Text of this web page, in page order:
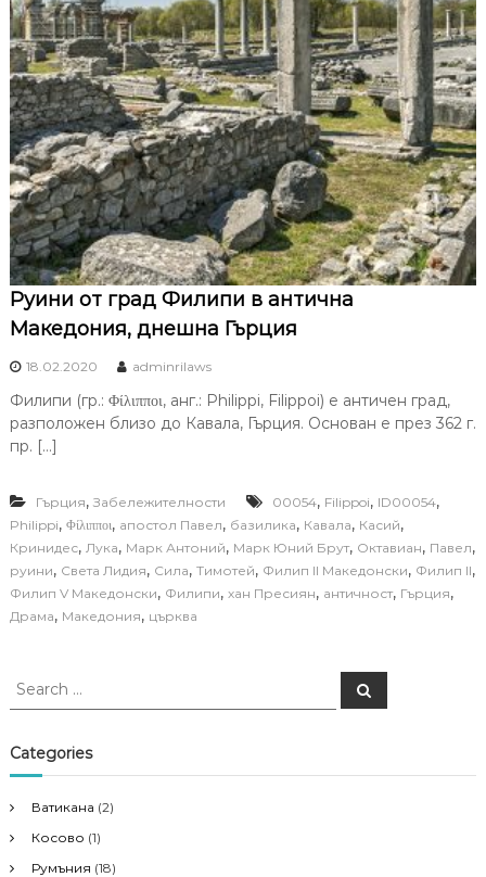
Руини от град Филипи в антична
Македония, днешна Гърция
18.02.2020 adminrilaws
Филипи (гр.: Φίλιπποι, анг.: Philippi, Filippoi) е античен град,
разположен близо до Кавала, Гърция. Основан е през 362 г.
пр. […]
Гърция, Забележителности 00054, Filippoi, ID00054,
Philippi, Φίλιπποι, апостол Павел, базилика, Кавала, Касий,
Кринидес, Лука, Марк Антоний, Марк Юний Брут, Октавиан, Павел,
руини, Света Лидия, Сила, Тимотей, Филип II Македонски, Филип II,
Филип V Македонски, Филипи, хан Пресиян, античност, Гърция,
Драма, Македония, църква
S
r
c
f
o
r
S
e
Categories
Ватикана (2)
Косово (1)
Румъния (18)